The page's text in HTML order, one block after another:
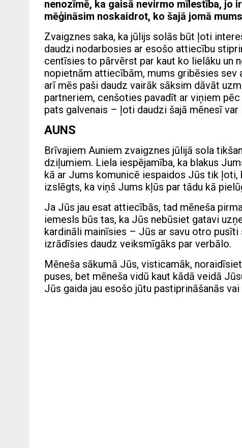
nenozīmē, ka gaisā nevirmo mīlestība, jo
mēģināsim noskaidrot, ko šajā jomā
Zvaigznes saka, ka jūlijs solās būt ļoti
daudzi nodarbosies ar esošo attiecību
centīsies to pārvērst par kaut ko lielāku un
nopietnām attiecībām, mums gribēsies
arī mēs paši daudz vairāk sāksim dāvāt
partneriem, cenšoties pavadīt ar viņiem
pats galvenais – ļoti daudzi šajā mēnesī
AUNS
Brīvajiem Auniem zvaigznes jūlijā sola
dziļumiem. Liela iespējamība, ka blakus
kā ar Jums komunicē iespaidos Jūs tik ļoti,
izslēgts, ka viņš Jums kļūs par tādu kā
Ja Jūs jau esat attiecībās, tad mēneša
iemesls būs tas, ka Jūs nebūsiet gatavi
kardināli mainīsies – Jūs ar savu otro
izrādīsies daudz veiksmīgāks par verbālo.
Mēneša sākumā Jūs, visticamāk,
puses, bet mēneša vidū kaut kādā veidā
Jūs gaida jau esošo jūtu pastiprināšanās